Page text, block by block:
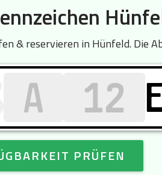
& reservieren in Hünfeld. Die
PRÜFEN